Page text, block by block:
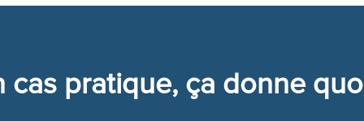
cas pratique, ça donne